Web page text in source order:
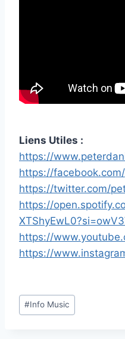
Liens Utiles :
https://
https://
https://twitter.com/
https://
https://
https://
Étiquettes
de
#Info Music